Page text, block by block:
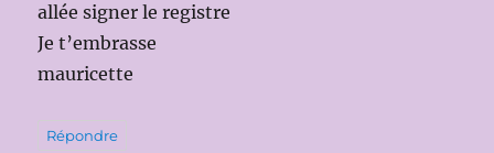
allée signer le registre
Je t’embrasse
mauricette
Répondre